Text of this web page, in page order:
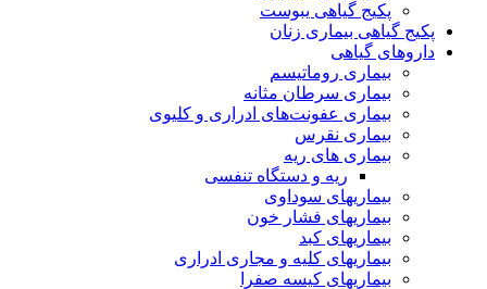
پکیج گیاهی یبوست
پکیج گیاهی بیماری زنان
داروهای گیاهی
بیماری روماتیسم
بیماری سرطان مثانه
بیماری عفونت‌های ادراری و کلیوی
بیماری نقرس
بیماری های ریه
ریه و دستگاه تنفسی
بیماریهای سوداوی
بیماریهای فشار خون
بیماریهای کبد
بیماریهای کلیه و مجاری ادراری
بیماریهای کیسه صفرا